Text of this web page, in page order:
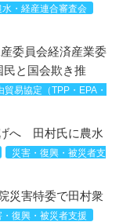
水・経産連合審査会
委員会経済産業委
民と国会欺き推
貿易協定（TPP・EPA・
へ 田村氏に農水
災害・復興・被災者支
災害特委で田村衆
・復興・被災者支援